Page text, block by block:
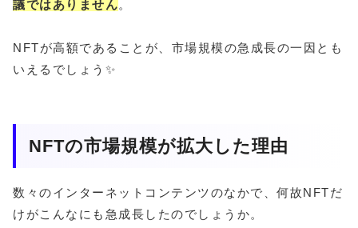
議ではありません。
NFTが高額であることが、市場規模の急成長の一因とも
いえるでしょう✨
NFTの市場規模が拡大した理由
数々のインターネットコンテンツのなかで、何故NFTだ
けがこんなにも急成長したのでしょうか。